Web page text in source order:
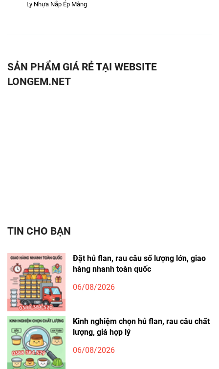
Ly Nhựa Nắp Ép Màng
SẢN PHẨM GIÁ RẺ TẠI WEBSITE
LONGEM.NET
TIN CHO BẠN
Đặt hủ flan, rau câu số lượng lớn, giao
hàng nhanh toàn quốc
06/08/2026
Kinh nghiệm chọn hủ flan, rau câu chất
lượng, giá hợp lý
06/08/2026